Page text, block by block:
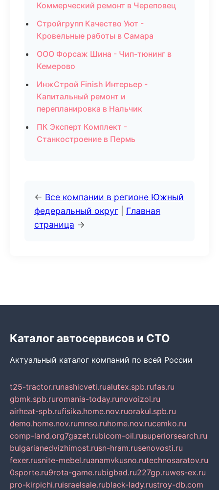
Коммерческий ремонт в Череповец
Стройгрупп Качество Уют -
Кровельные работы в Самара
ООО Форсаж Шина - Чип-тюнинг в
Кемерово
ИнжСтрой Finish Интерьер -
Капитальный ремонт и
перепланировка в Нальчик
ПК Эксперт Комплект -
Станкостроение в Пермь
← Все компании в регионе Южный
федеральный округ
Главная
страница →
Каталог автосервисов и СТО
Актуальный каталог компаний по всей России
t25-tractor.runashicveti.rualutex.spb.rufas.ru
gbmk.spb.ruromania-today.runovoizol.ru
airheat-spb.rufisika.home.nov.ruorakul.spb.ru
demo.home.nov.rumnso.ruhome.nov.rucemko.ru
comp-land.org7gazet.rubicom-oil.rusuperiorsearch.ru
bulgarianedvizhimost.rusn-hram.rusenovosti.ru
fexer.rusnite-mebel.ruanamvkusno.rutechnosaratov.ru
0sporte.ru9rota-game.rubigbad.ru227gp.ruwes-ex.ru
pro-kirpichi.ruisraelsale.rublack-lady.rustroy-db.com